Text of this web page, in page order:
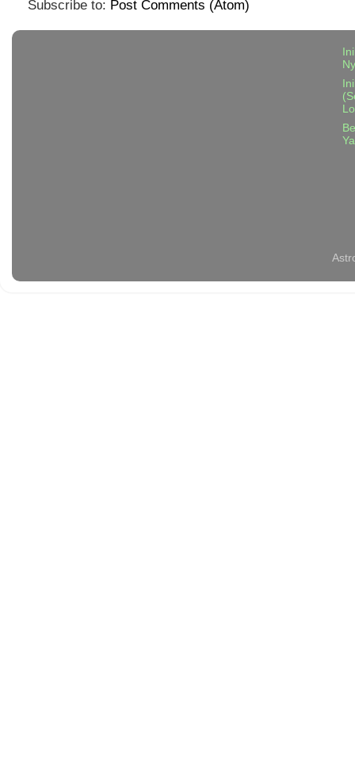
Subscribe to: Post Comments (Atom)